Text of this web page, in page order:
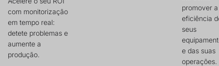
com monitorização
em tempo real:
detete problemas e
aumente a
produção.
promover a
eficiência
seus
e das suas
operações.